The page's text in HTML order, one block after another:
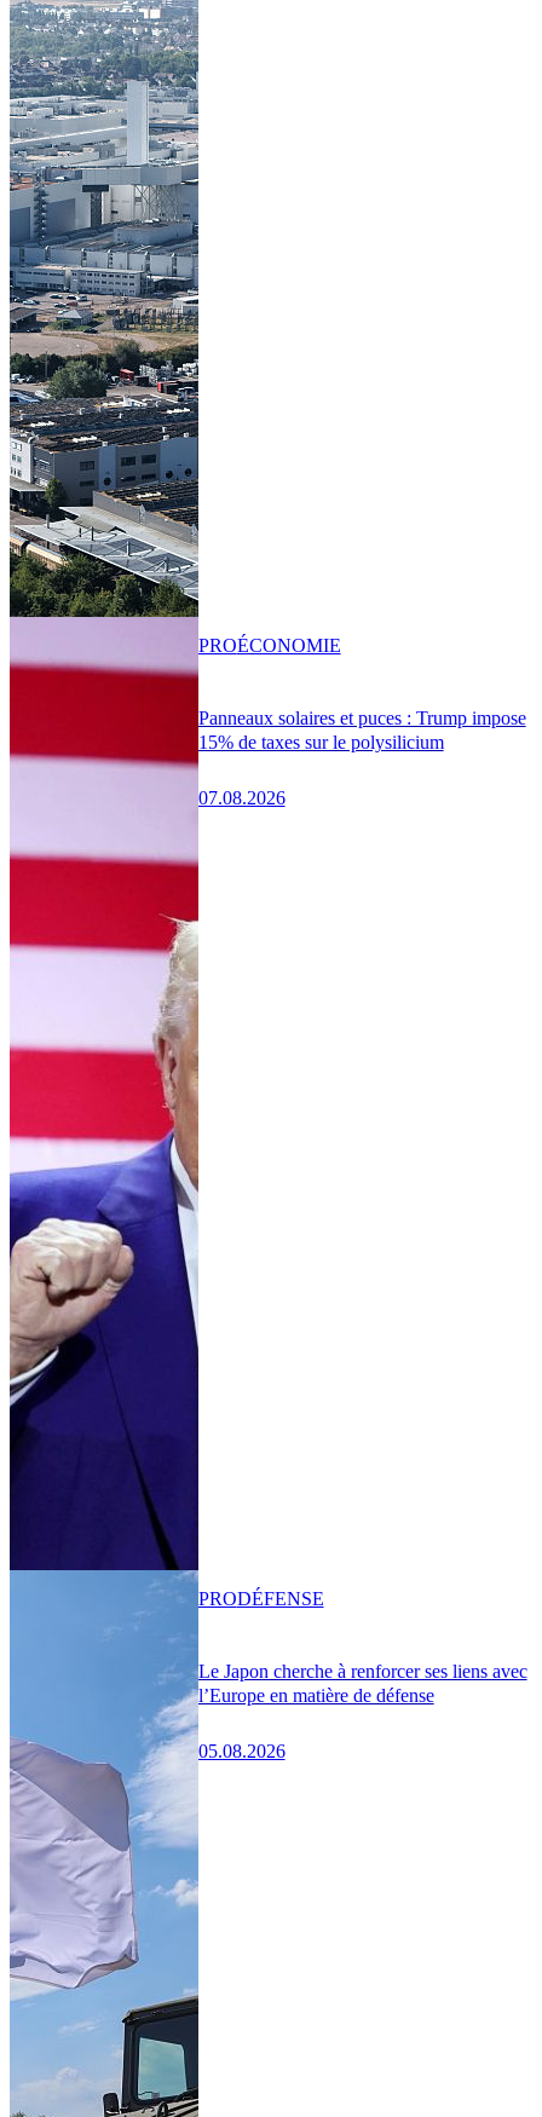
Panneaux solaires et puces : Trump impose
15% de taxes sur le polysilicium
07.08.2026
PROÉCONOMIE
Le Japon cherche à renforcer ses liens avec
l’Europe en matière de défense
05.08.2026
PRODÉFENSE